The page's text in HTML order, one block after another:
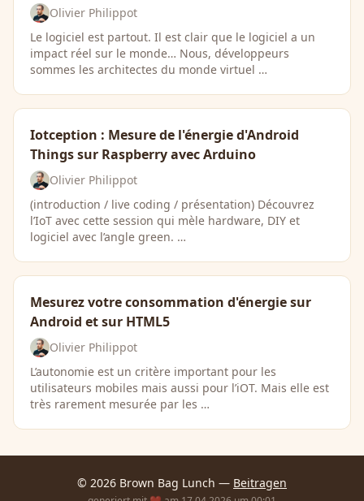
Olivier Philippot
Le logiciel est partout. Il est clair que le logiciel a un
impact réel sur le monde… Nous, développeurs
sommes les architectes du monde virtuel …
Iotception : Mesure de l'énergie d'Android
Things sur Raspberry avec Arduino
Olivier Philippot
(introduction / live coding / présentation) Découvrez
l’IoT avec cette session qui mèle hardware, DIY et
logiciel avec l’angle green. …
Mesurez votre consommation d'énergie sur
Android et sur HTML5
Olivier Philippot
L’autonomie est un critère important pour les
utilisateurs mobiles mais aussi pour l’iOT. Mais elle est
très rarement mesurée par les …
© 2026 Brown Bag Lunch — Beitragen